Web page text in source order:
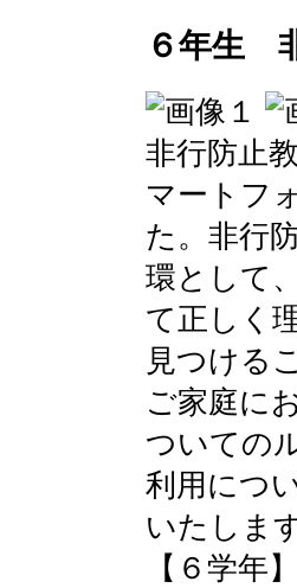
６年生
非行防止
マートフ
た。非行
環として
て正しく
見つける
ご家庭に
ついての
利用につ
いたします
【６学年